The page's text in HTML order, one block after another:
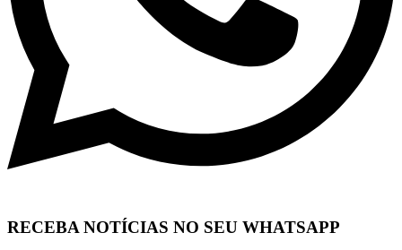
RECEBA NOTÍCIAS NO SEU WHATSAPP